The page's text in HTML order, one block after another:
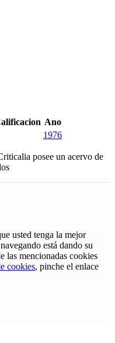
Ano
1976
posee un acervo de
usted tenga la mejor
está dando su
las mencionadas cookies
cookies, pinche el enlace